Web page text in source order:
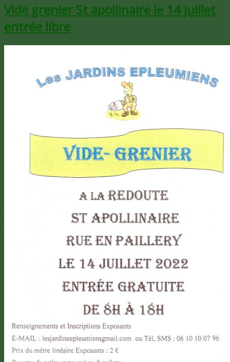
Vide grenier St apollinaire le 14 juillet
entrée libre